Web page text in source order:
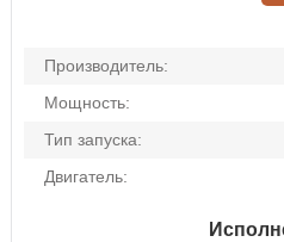
Производитель:
Мощность:
Тип запуска:
Двигатель: